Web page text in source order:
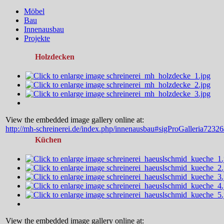
Möbel
Bau
Innenausbau
Projekte
Holzdecken
View the embedded image gallery online at:
http://mh-schreinerei.de/index.php/
Küchen
View the embedded image gallery online at: